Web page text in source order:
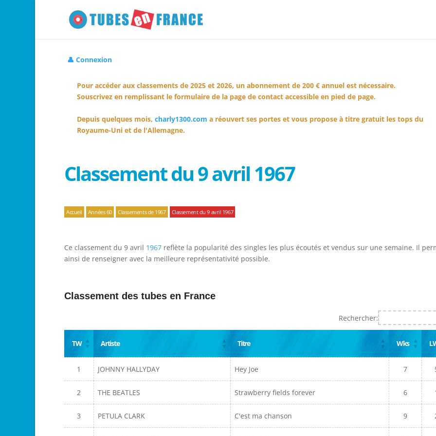
👤 Connexion
Pour accéder aux classements de 2025 et 2026, un abonnement de 200 € annuel est nécessaire.
Souscrivez en remplissant le formulaire de la page de contact accessible en pied de page.
Depuis quelques mois, charly1300.com a réouvert ses portes et vous propose à titre gratuit les tops du
Royaume-Uni et de l'Allemagne.
Classement du 9 avril 1967
Accueil Années 60 Classements de 1967 Classement du 9 avril 1967
Ce classement du 9 avril 1967 reflète la popularité des singles les plus écoutés et vendus sur une semaine. Il
ainsi de renseigner avec la meilleure représentativité possible.
Classement des tubes en France
Rechercher:
TW Artiste Titre Wks
1 JOHNNY HALLYDAY Hey Joe 7
2 THE BEATLES Strawberry fields forever 6
3 PETULA CLARK C'est ma chanson 9